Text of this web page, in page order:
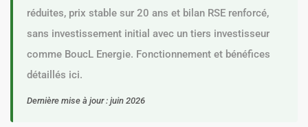
réduites, prix stable sur 20 ans et bilan RSE renforcé,
sans investissement initial avec un tiers investisseur
comme BoucL Energie. Fonctionnement et bénéfices
détaillés ici.
Dernière mise à jour : juin 2026